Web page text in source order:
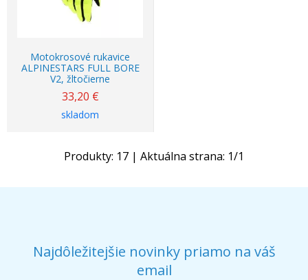
Motokrosové rukavice
ALPINESTARS FULL BORE
V2, žltočierne
33,20 €
skladom
Produkty: 17 | Aktuálna strana: 1/1
Najdôležitejšie novinky priamo na váš
email